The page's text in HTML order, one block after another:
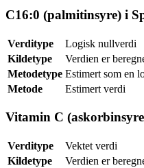
C16:0 (palmitinsyre) i
Verditype
Logisk nullverdi
Kildetype
Verdien er
Metodetype Estimert som en
Metode
Estimert verdi
Vitamin C
Verditype
Vektet verdi
Kildetype
Verdien er